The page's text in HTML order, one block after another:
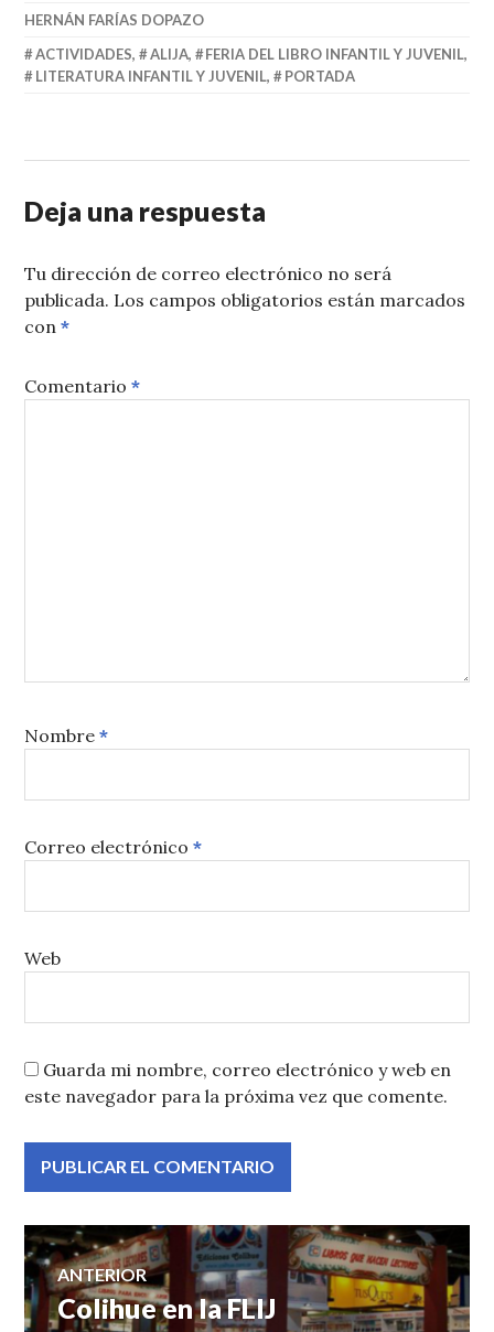
HERNÁN FARÍAS DOPAZO
ACTIVIDADES, ALIJA, FERIA DEL LIBRO INFANTIL Y JUVENIL,
LITERATURA INFANTIL Y JUVENIL, PORTADA
Deja una respuesta
Tu dirección de correo electrónico no será
publicada. Los campos obligatorios están marcados
con*
Comentario*
Nombre*
Correo electrónico*
Web
Guarda mi nombre, correo electrónico y web en
este navegador para la próxima vez que comente.
Navegación
ANTERIOR
Entrada
Colihue en la FLIJ